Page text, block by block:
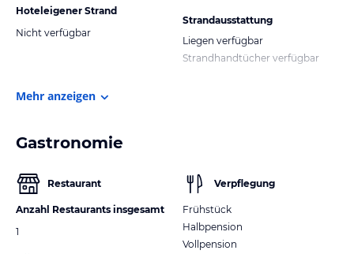
Hoteleigener Strand
Nicht verfügbar
Strandausstattung
Liegen verfügbar
Strandhandtücher verfügbar
Mehr anzeigen
Gastronomie
Restaurant
Anzahl Restaurants insgesamt
1
Verpflegung
Frühstück
Halbpension
Vollpension